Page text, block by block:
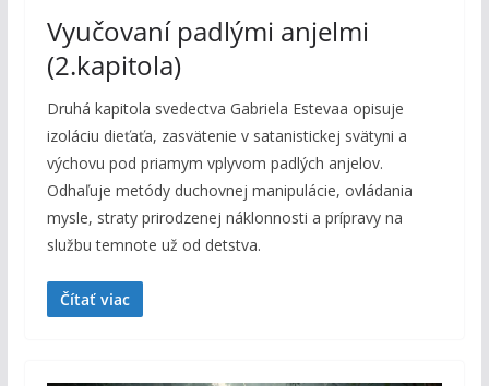
Vyučovaní padlými anjelmi
(2.kapitola)
Druhá kapitola svedectva Gabriela Estevaa opisuje
izoláciu dieťaťa, zasvätenie v satanistickej svätyni a
výchovu pod priamym vplyvom padlých anjelov.
Odhaľuje metódy duchovnej manipulácie, ovládania
mysle, straty prirodzenej náklonnosti a prípravy na
službu temnote už od detstva.
Čítať viac